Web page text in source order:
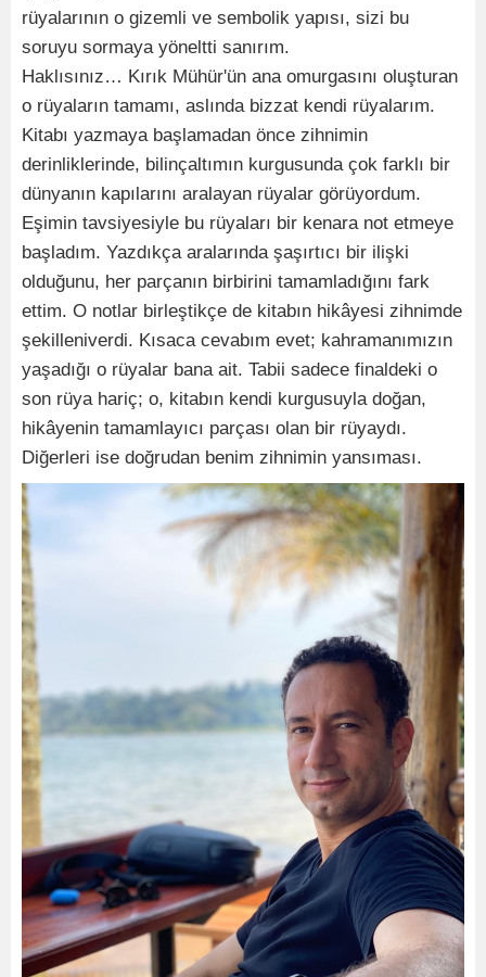
rüyalarının o gizemli ve sembolik yapısı, sizi bu
soruyu sormaya yöneltti sanırım.
Haklısınız… Kırık Mühür'ün ana omurgasını oluşturan
o rüyaların tamamı, aslında bizzat kendi rüyalarım.
Kitabı yazmaya başlamadan önce zihnimin
derinliklerinde, bilinçaltımın kurgusunda çok farklı bir
dünyanın kapılarını aralayan rüyalar görüyordum.
Eşimin tavsiyesiyle bu rüyaları bir kenara not etmeye
başladım. Yazdıkça aralarında şaşırtıcı bir ilişki
olduğunu, her parçanın birbirini tamamladığını fark
ettim. O notlar birleştikçe de kitabın hikâyesi zihnimde
şekilleniverdi. Kısaca cevabım evet; kahramanımızın
yaşadığı o rüyalar bana ait. Tabii sadece finaldeki o
son rüya hariç; o, kitabın kendi kurgusuyla doğan,
hikâyenin tamamlayıcı parçası olan bir rüyaydı.
Diğerleri ise doğrudan benim zihnimin yansıması.